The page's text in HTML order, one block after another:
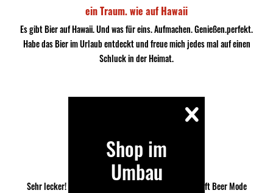
ein Traum. wie auf Hawaii
Es gibt Bier auf Hawaii. Und was für eins. Aufmachen. Genießen.perfekt.
Habe das Bier im Urlaub entdeckt und freue mich jedes mal auf einen
Schluck in der Heimat.
15.06.2016
Lecker, aber überteuert
Sehr lecker! Kenne das Bier aus Hong Kong, wo die Craft Beer Mode
Shop im
Umbau